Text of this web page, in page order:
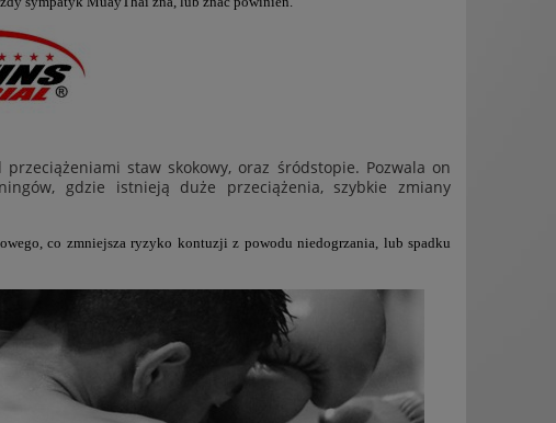
staw skokowy, oraz śródstopie. Pozwala on
gdzie istnieją duże przeciążenia, szybkie zmiany
co zmniejsza ryzyko kontuzji z powodu niedogrzania, lub spadku